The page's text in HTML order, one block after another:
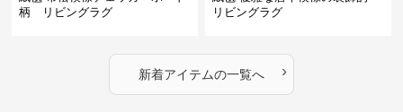
柄 リビングラグ
リビングラグ
新着アイテムの一覧へ ›